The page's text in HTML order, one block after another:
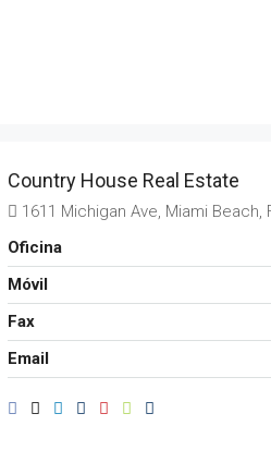
Country House Real Estate
1611 Michigan Ave, Miami Beach,
Oficina
Móvil
Fax
Email